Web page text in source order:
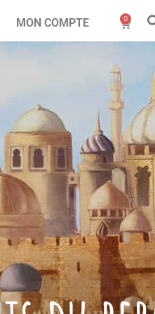
MON COMPTE 0